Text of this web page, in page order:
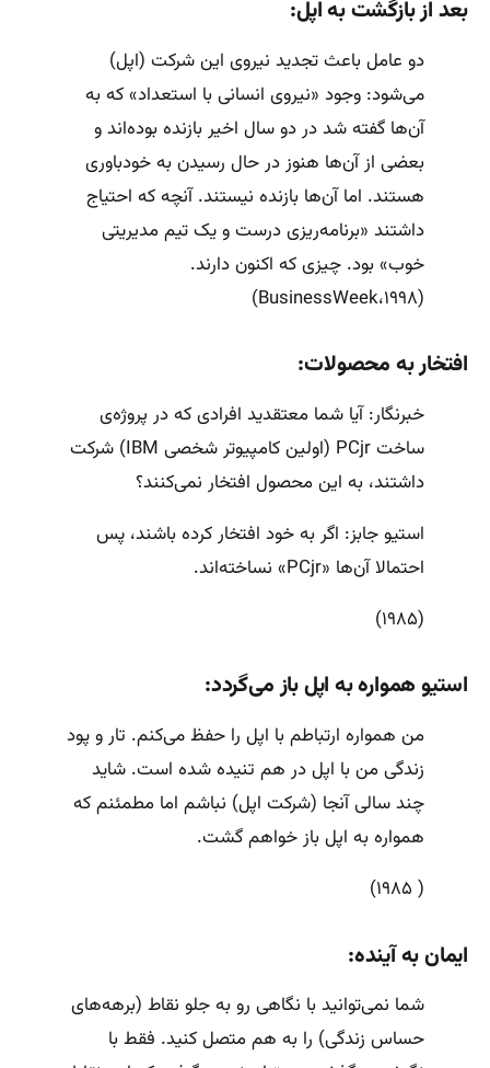
بعد از بازگشت به اپل:
دو عامل باعث تجدید نیروی این شرکت (اپل)
می‌شود: وجود «نیروی انسانی با استعداد» که به
آن‌ها گفته شد در دو سال اخیر بازنده بوده‌اند و
بعضی از آن‌ها هنوز در حال رسیدن به خودباوری
هستند. اما آن‌ها بازنده نیستند. آنچه که احتیاج
داشتند «برنامه‌ریزی درست و یک تیم مدیریتی
خوب» بود. چیزی که اکنون دارند.
(BusinessWeek،۱۹۹۸)
افتخار به محصولات:
خبرنگار: آیا شما معتقدید افرادی که در پروژه‌ی
ساخت PCjr (اولین کامپیوتر شخصی IBM) شرکت
داشتند، به این محصول افتخار نمی‌کنند؟
استیو جابز: اگر به خود افتخار کرده‌ باشند، پس
احتمالا آن‌ها «PCjr» نساخته‌اند.
(۱۹۸۵)
استیو همواره به اپل باز می‌گردد:
من همواره ارتباطم با اپل را حفظ می‌کنم. تار و پود
زندگی من با اپل در هم تنیده شده است. شاید
چند سالی آنجا (شرکت اپل) نباشم اما مطمئنم که
همواره به اپل باز خواهم گشت.
( ۱۹۸۵)
ایمان به آینده:
شما نمی‌توانید با نگاهی رو به جلو نقاط (برهه‌های
حساس زندگی) را به هم متصل کنید. فقط با